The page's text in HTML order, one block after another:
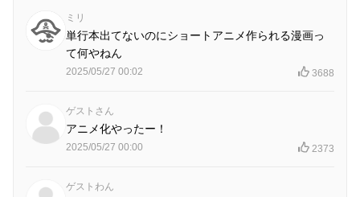
ミリ
単行本出てないのにショートアニメ作られる漫画っ
て何やねん
2025/05/27 00:02 3688
ゲストさん
アニメ化やったー！
2025/05/27 00:00 2373
ゲストわん